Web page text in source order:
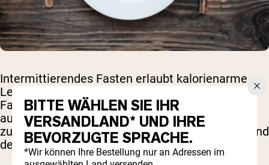
Intermittierendes Fasten erlaubt kalorienarme
Lebensmittel und Getränke während der
Fastenzeit, solange sie keine Insulinreaktion
auslösen. In diesem Fall ist der Verzehr von
zuckerfreiem, kalorienarmem Kaugummi während
des Fastenfensters in Ordnung.
BITTE WÄHLEN SIE IHR
VERSANDLAND* UND IHRE
BEVORZUGTE SPRACHE.
*Wir können Ihre Bestellung nur an Adressen im